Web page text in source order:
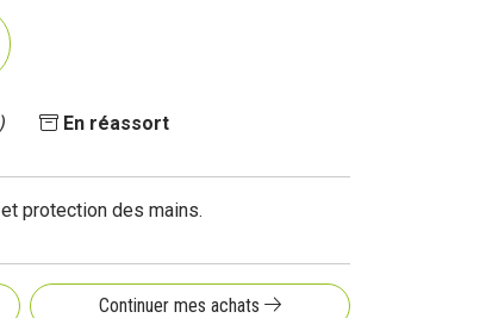
En réassort
protection des mains.
Continuer mes achats